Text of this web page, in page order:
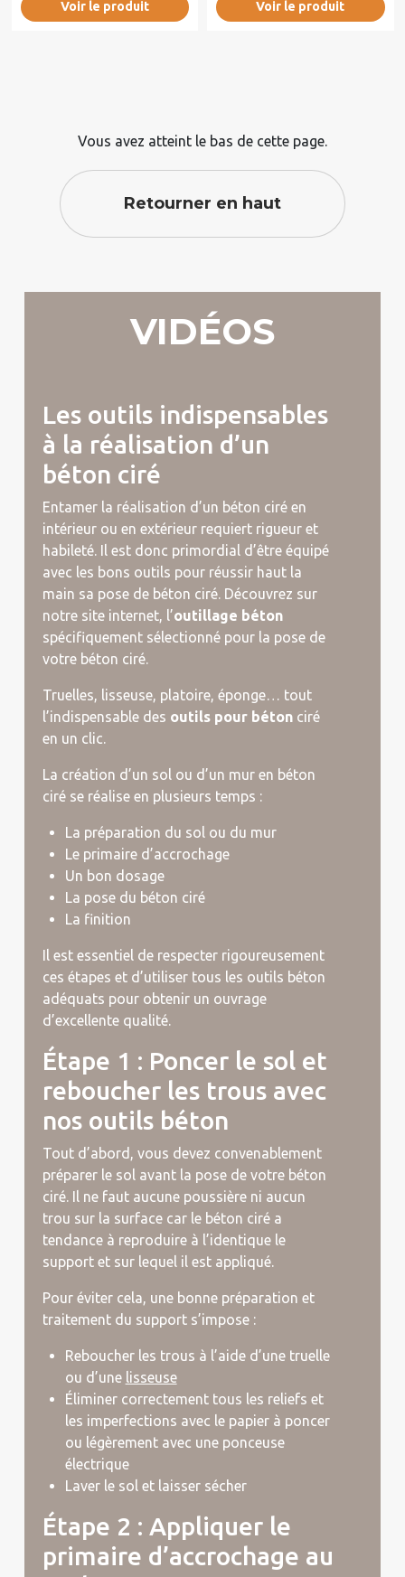
Voir le produit Voir le produit
Vous avez atteint le bas de cette page.
Retourner en haut
VIDÉOS
Les outils indispensables
à la réalisation d’un
béton ciré
Entamer la réalisation d’un béton ciré en
intérieur ou en extérieur requiert rigueur et
habileté. Il est donc primordial d’être équipé
avec les bons outils pour réussir haut la
main sa pose de béton ciré. Découvrez sur
notre site internet, l’outillage béton
spécifiquement sélectionné pour la pose de
votre béton ciré.
Truelles, lisseuse, platoire, éponge… tout
l’indispensable des outils pour bétonciré
en un clic.
La création d’un sol ou d’un mur en béton
ciré se réalise en plusieurs temps :
La préparation du sol ou du mur
Le primaire d’accrochage
Un bon dosage
La pose du béton ciré
La finition
Il est essentiel de respecter rigoureusement
ces étapes et d’utiliser tous les outils béton
adéquats pour obtenir un ouvrage
d’excellente qualité.
Étape 1 : Poncer le sol et
reboucher les trous avec
nos outils béton
Tout d’abord, vous devez convenablement
préparer le sol avant la pose de votre béton
ciré. Il ne faut aucune poussière ni aucun
trou sur la surface car le béton ciré a
tendance à reproduire à l’identique le
support et sur lequel il est appliqué.
Pour éviter cela, une bonne préparation et
traitement du support s’impose :
Reboucher les trous à l’aide d’une truelle
ou d’une lisseuse
Éliminer correctement tous les reliefs et
les imperfections avec le papier à poncer
ou légèrement avec une ponceuse
électrique
Laver le sol et laisser sécher
Étape 2 : Appliquer le
primaire d’accrochage au